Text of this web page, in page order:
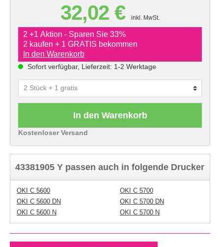
32,02 € inkl. MwSt.
2 +1 Aktion - Sparen Sie 33%
2 kaufen + 1 GRATIS bekommen
In den Warenkorb
Sofort verfügbar, Lieferzeit: 1-2 Werktage
In den Warenkorb
Kostenloser Versand
43381905 Y passen auch in folgende Drucker
OKI C 5600
OKI C 5600 DN
OKI C 5600 N
OKI C 5700
OKI C 5700 DN
OKI C 5700 N